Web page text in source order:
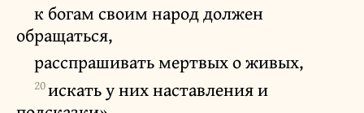
к богам своим народ должен
обращаться,
расспрашивать мертвых о живых,
20искать у них наставления и